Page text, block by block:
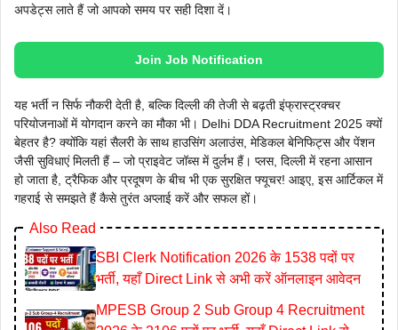
अपडेट्स लाते हैं जो आपको समय पर सही दिशा दें।
Join Job Notification
यह भर्ती न सिर्फ नौकरी देती है, बल्कि दिल्ली की तेजी से बढ़ती इंफ्रास्ट्रक्चर
परियोजनाओं में योगदान करने का मौका भी। Delhi DDA Recruitment 2025 क्यों
बेहतर है? क्योंकि यहां सैलरी के साथ हाउसिंग अलाउंस, मेडिकल बेनिफिट्स और पेंशन
जैसी सुविधाएं मिलती हैं – जो प्राइवेट जॉब्स में दुर्लभ हैं। प्लस, दिल्ली में रहना आसान
हो जाता है, ट्रैफिक और प्रदूषण के बीच भी एक सुरक्षित फ्यूचर! आइए, इस आर्टिकल में
गहराई से समझते हैं कैसे तुरंत अप्लाई करें और सफल हों।
Also Read
SBI Clerk Notification 2026 के 1538 पदों पर
भर्ती, यहाँ Direct Link से अभी करें ऑनलाइन आवेदन
MPESB Group 2 Sub Group 4 Recruitment